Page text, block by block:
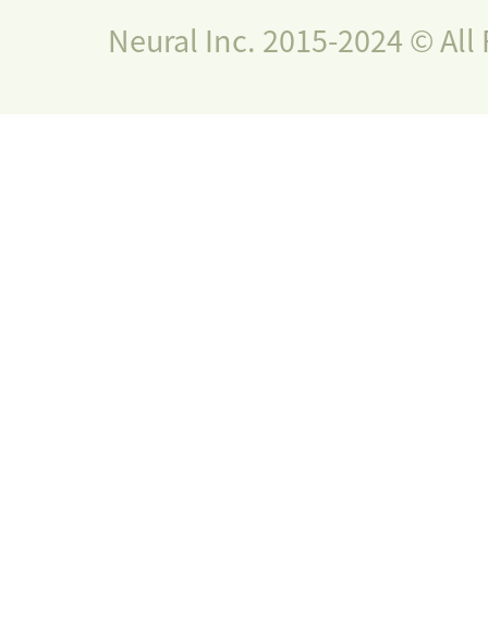
Neural Inc. 2015-2024 © All